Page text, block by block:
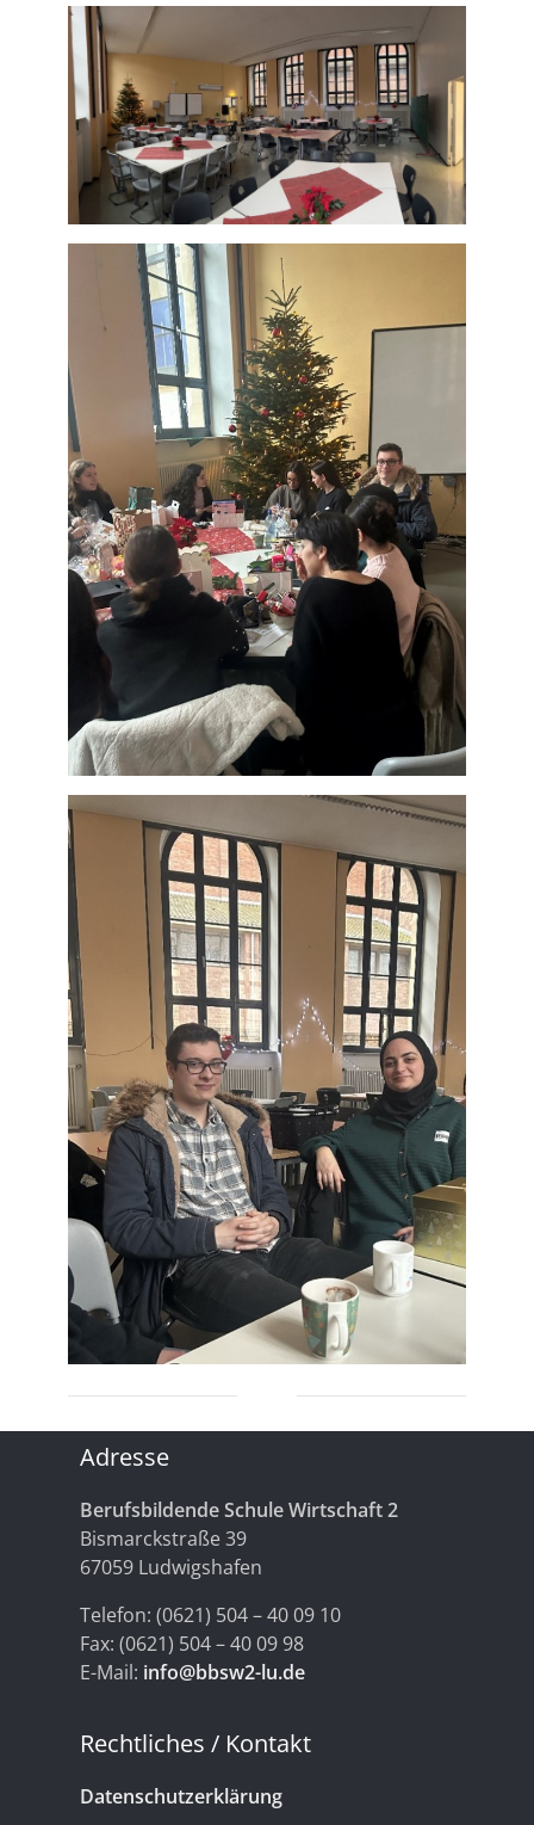
Adresse
Berufsbildende Schule Wirtschaft 2
Bismarckstraße 39
67059 Ludwigshafen
Telefon: (0621) 504 – 40 09 10
Fax: (0621) 504 – 40 09 98
E-Mail: info@bbsw2-lu.de
Rechtliches / Kontakt
Datenschutzerklärung